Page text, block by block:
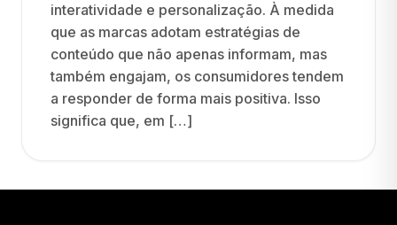
interatividade e personalização. À medida
que as marcas adotam estratégias de
conteúdo que não apenas informam, mas
também engajam, os consumidores tendem
a responder de forma mais positiva. Isso
significa que, em […]